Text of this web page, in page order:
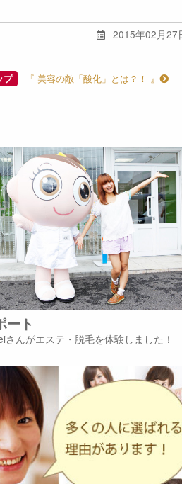
2015年02月27
プ 『 美容の敵「酸化」とは？！ 』
ート
さんがエステ・脱毛を体験しました！